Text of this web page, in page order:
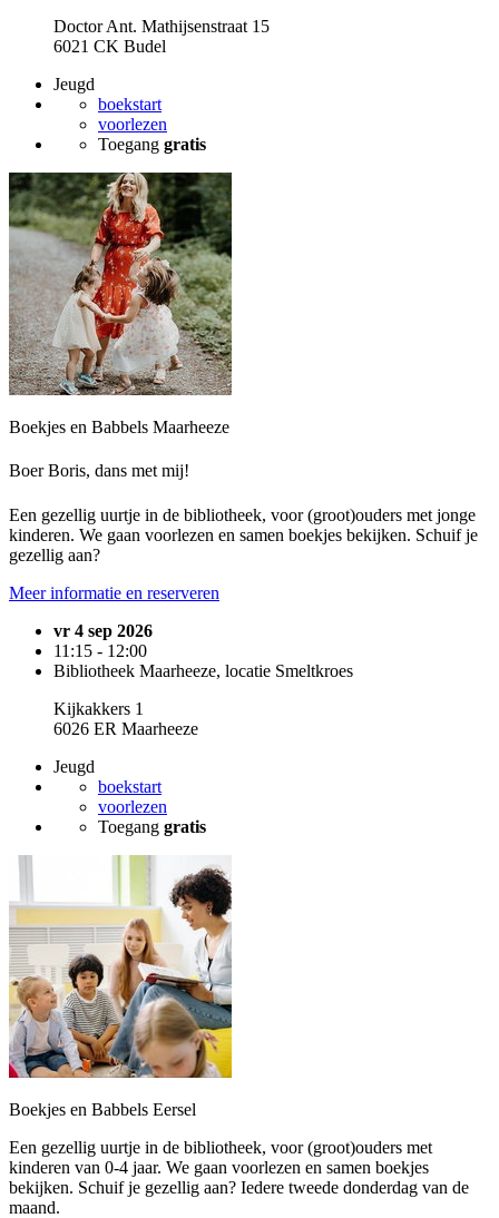
Doctor Ant. Mathijsenstraat 15
6021 CK Budel
Jeugd
boekstart
voorlezen
Toegang gratis
Boekjes en Babbels Maarheeze
Boer Boris, dans met mij!
Een gezellig uurtje in de bibliotheek, voor (groot)ouders met jonge
kinderen. We gaan voorlezen en samen boekjes bekijken. Schuif je
gezellig aan?
Meer informatie en reserveren
vr 4 sep 2026
11:15 - 12:00
Bibliotheek Maarheeze, locatie Smeltkroes
Kijkakkers 1
6026 ER Maarheeze
Jeugd
boekstart
voorlezen
Toegang gratis
Boekjes en Babbels Eersel
Een gezellig uurtje in de bibliotheek, voor (groot)ouders met
kinderen van 0-4 jaar. We gaan voorlezen en samen boekjes
bekijken. Schuif je gezellig aan? Iedere tweede donderdag van de
maand.